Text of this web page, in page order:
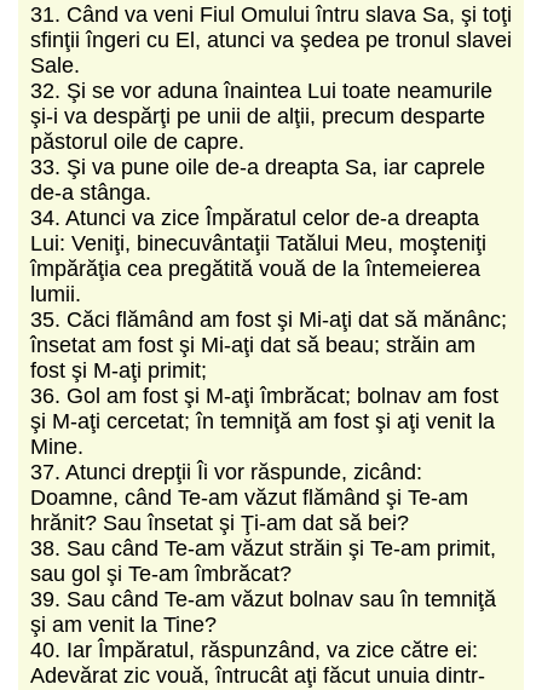
31. Când va veni Fiul Omului întru slava Sa, şi toţi
sfinţii îngeri cu El, atunci va şedea pe tronul slavei
Sale.
32. Şi se vor aduna înaintea Lui toate neamurile
şi-i va despărţi pe unii de alţii, precum desparte
păstorul oile de capre.
33. Şi va pune oile de-a dreapta Sa, iar caprele
de-a stânga.
34. Atunci va zice Împăratul celor de-a dreapta
Lui: Veniţi, binecuvântaţii Tatălui Meu, moşteniţi
împărăţia cea pregătită vouă de la întemeierea
lumii.
35. Căci flămând am fost şi Mi-aţi dat să mănânc;
însetat am fost şi Mi-aţi dat să beau; străin am
fost şi M-aţi primit;
36. Gol am fost şi M-aţi îmbrăcat; bolnav am fost
şi M-aţi cercetat; în temniţă am fost şi aţi venit la
Mine.
37. Atunci drepţii Îi vor răspunde, zicând:
Doamne, când Te-am văzut flămând şi Te-am
hrănit? Sau însetat şi Ţi-am dat să bei?
38. Sau când Te-am văzut străin şi Te-am primit,
sau gol şi Te-am îmbrăcat?
39. Sau când Te-am văzut bolnav sau în temniţă
şi am venit la Tine?
40. Iar Împăratul, răspunzând, va zice către ei:
Adevărat zic vouă, întrucât aţi făcut unuia dintr-